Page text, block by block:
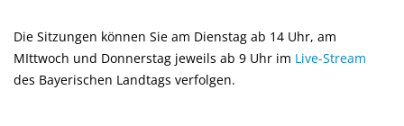
Die Sitzungen können Sie am Dienstag ab 14 Uhr, am
MIttwoch und Donnerstag jeweils ab 9 Uhr im Live-Stream
des Bayerischen Landtags verfolgen.